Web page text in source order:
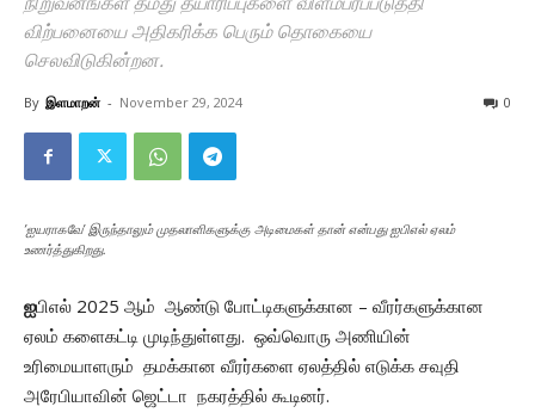
விற்பனையை அதிகரிக்க பெரும் தொகையை
செலவிடுகின்றன.
By இளமாறன் - November 29, 2024 0
’ஐயராகவே’ இருந்தாலும் முதலாளிகளுக்கு அடிமைகள் தான் என்பது ஐபிஎல் ஏலம்
உணர்த்துகிறது.
ஐபிஎல் 2025 ஆம் ஆண்டு போட்டிகளுக்கான – வீரர்களுக்கான
ஏலம் களைகட்டி முடிந்துள்ளது. ஒவ்வொரு அணியின்
உரிமையாளரும் தமக்கான வீரர்களை ஏலத்தில் எடுக்க சவுதி
அரேபியாவின் ஜெட்டா நகரத்தில் கூடினர்.